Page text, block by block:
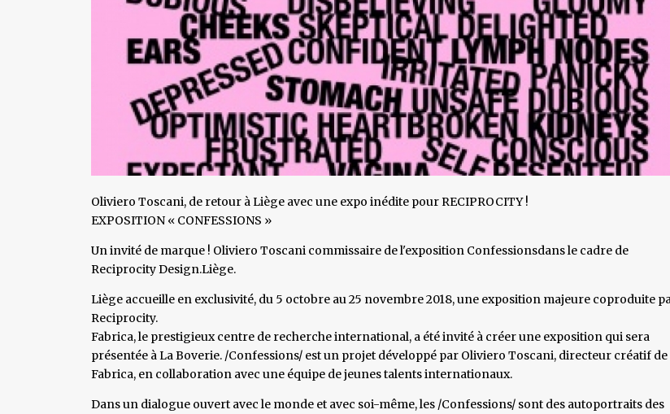
Oliviero Toscani, de retour à Liège avec une expo inédite pour RECIPROCITY !
EXPOSITION « CONFESSIONS »
Un invité de marque ! Oliviero Toscani commissaire de l'exposition Confessionsdans le cadre de
Reciprocity Design.Liège.
Liège accueille en exclusivité, du 5 octobre au 25 novembre 2018, une exposition majeure coproduite
Reciprocity.
Fabrica, le prestigieux centre de recherche international, a été invité à créer une exposition qui sera
présentée à La Boverie. /Confessions/ est un projet développé par Oliviero Toscani, directeur créatif de
Fabrica, en collaboration avec une équipe de jeunes talents internationaux.
Dans un dialogue ouvert avec le monde et avec soi-même, les /Confessions/ sont des autoportraits des